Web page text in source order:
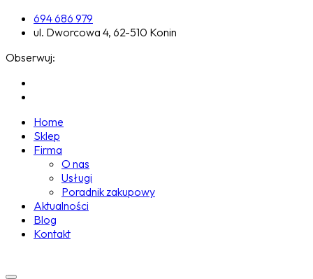
694 686 979
ul. Dworcowa 4, 62-510 Konin
Obserwuj:
Home
Sklep
Firma
O nas
Usługi
Poradnik zakupowy
Aktualności
Blog
Kontakt